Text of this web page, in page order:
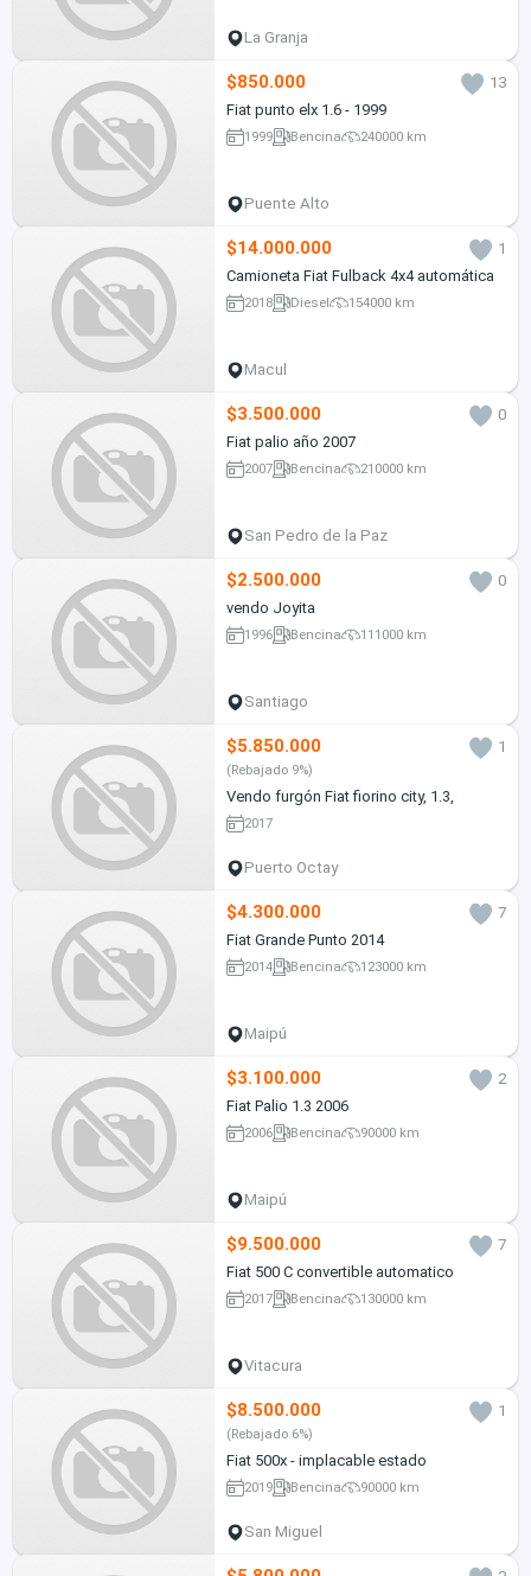
La Granja
$850.000
13
Fiat punto elx 1.6 - 1999
1999 Bencina 240000 km
Puente Alto
$14.000.000
1
Camioneta Fiat Fulback 4x4 automática
2018 Diesel 154000 km
Macul
$3.500.000
0
Fiat palio año 2007
2007 Bencina 210000 km
San Pedro de la Paz
$2.500.000
0
vendo Joyita
1996 Bencina 111000 km
Santiago
$5.850.000 1
(Rebajado 9%)
Vendo furgón Fiat fiorino city, 1.3,
2017
Puerto Octay
$4.300.000
7
Fiat Grande Punto 2014
2014 Bencina 123000 km
Maipú
$3.100.000
2
Fiat Palio 1.3 2006
2006 Bencina 90000 km
Maipú
$9.500.000
7
Fiat 500 C convertible automatico
2017 Bencina 130000 km
Vitacura
$8.500.000 1
(Rebajado 6%)
Fiat 500x - implacable estado
2019 Bencina 90000 km
San Miguel